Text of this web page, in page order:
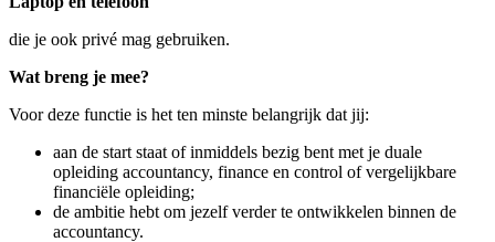
die je ook privé mag gebruiken.
Wat breng je mee?
Voor deze functie is het ten minste belangrijk dat jij:
aan de start staat of inmiddels bezig bent met je duale
opleiding accountancy, finance en control of vergelijkbare
financiële opleiding;
de ambitie hebt om jezelf verder te ontwikkelen binnen de
accountancy.